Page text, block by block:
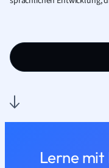
Lerne